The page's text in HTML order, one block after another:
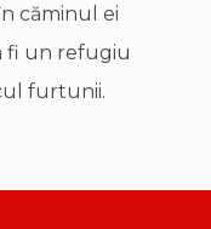
căminul ei
fi un refugiu
furtunii.